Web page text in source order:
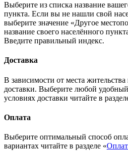
Выберите из списка название
пункта. Если вы не нашли свой
выберите значение «Другое
название своего населённого
Введите правильный индекс.
Доставка
В зависимости от места
доставки. Выберите любой
условиях доставки читайте в
Оплата
Выберите оптимальный способ
вариантах читайте в разделе «